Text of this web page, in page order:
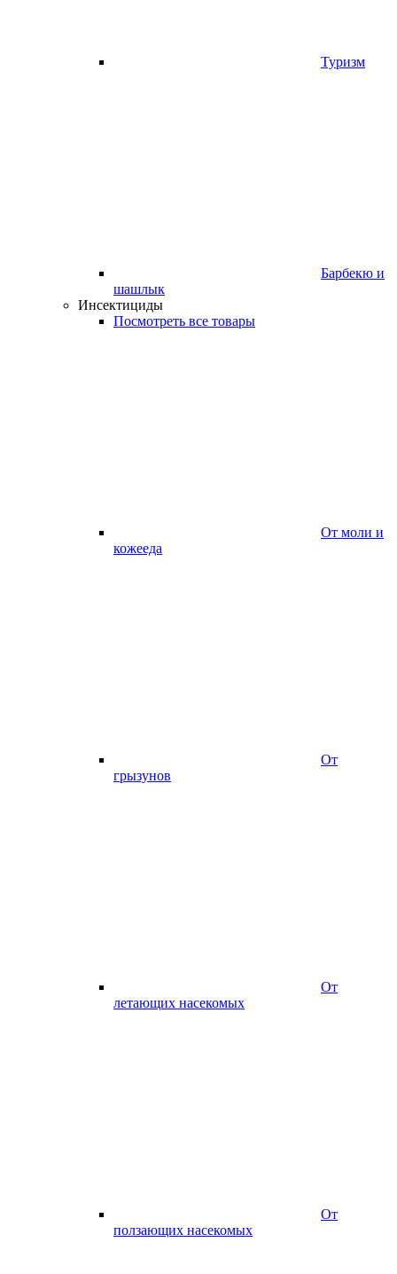
Туризм
Барбекю и
шашлык
Инсектициды
Посмотреть все товары
От моли и
кожееда
От
грызунов
От
летающих насекомых
От
ползающих насекомых